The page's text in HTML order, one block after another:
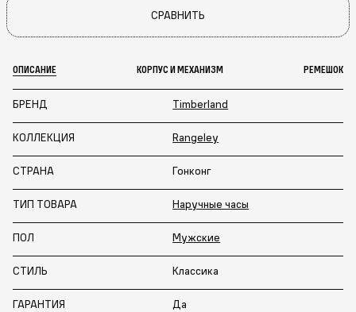
СРАВНИТЬ
ОПИСАНИЕ КОРПУС И МЕХАНИЗМ РЕМЕШОК
БРЕНД Timberland
КОЛЛЕКЦИЯ Rangeley
СТРАНА Гонконг
ТИП ТОВАРА Наручные часы
ПОЛ Мужские
СТИЛЬ Классика
ГАРАНТИЯ Да